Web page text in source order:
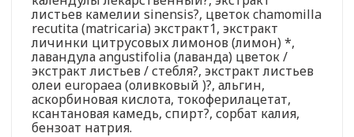
листьев камелии sinensis?, цветок chamomilla
recutita (matricaria) экстракт1, экстракт
личинки цитрусовых лимонов (лимон) *,
лавандула angustifolia (лаванда) цветок /
экстракт листьев / стебля?, экстракт листьев
олеи europaea (оливковый )?, альгин,
аскорбиновая кислота, токоферилацетат,
ксантановая камедь, спирт?, сорбат калия,
бензоат натрия.